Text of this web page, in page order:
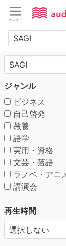
ジャンル
ビジネス
自己啓発
教養
語学
実用・資格
文芸・落語
ラノベ・アニ
講演会
再生時間